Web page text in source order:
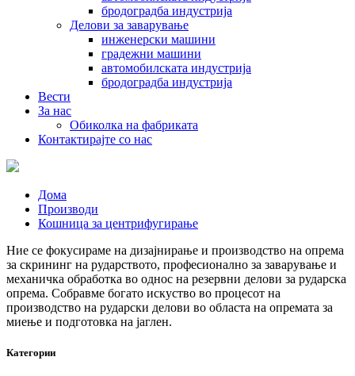
бродоградба индустрија
Делови за заварување
инженерски машини
градежни машини
автомобилската индустрија
бродоградба индустрија
Вести
За нас
Обиколка на фабриката
Контактирајте со нас
Дома
Производи
Кошница за центрифугирање
Ние се фокусираме на дизајнирање и производство на опрема
за скрининг на рударството, професионално за заварување и
механичка обработка во однос на резервни делови за рударска
опрема. Собравме богато искуство во процесот на
производство на рударски делови во областа на опремата за
миење и подготовка на јаглен.
Категории